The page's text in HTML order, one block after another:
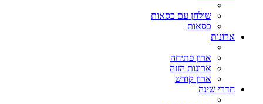
שולחן עם כסאות
כסאות
ארונות
ארון פתיחה
ארונות הזזה
ארון קודש
חדרי שינה